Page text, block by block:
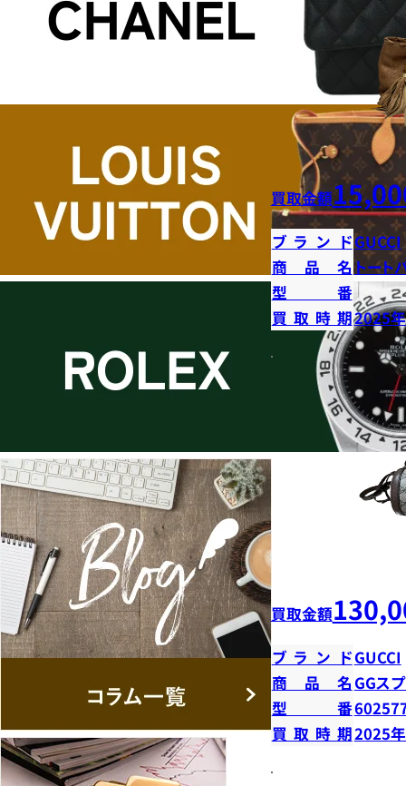
買取金額
ブランドGUCCI
商品名トート
型番
買取時期2025
買取金額
ブランドGUCCI
商品名 GGス
型番
買取時期2025